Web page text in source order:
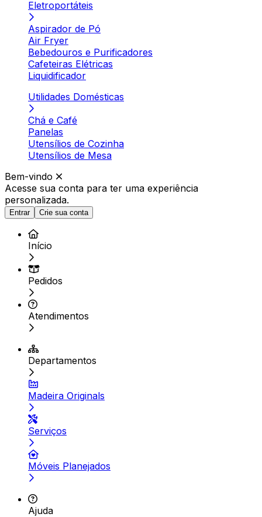
Eletroportáteis
Aspirador de Pó
Air Fryer
Bebedouros e Purificadores
Cafeteiras Elétricas
Liquidificador
Utilidades Domésticas
Chá e Café
Panelas
Utensílios de Cozinha
Utensílios de Mesa
Bem-vindo
Acesse sua conta para ter uma experiência
personalizada.
Entrar Crie sua conta
Início
Pedidos
Atendimentos
Departamentos
Madeira Originals
Serviços
Móveis Planejados
Ajuda